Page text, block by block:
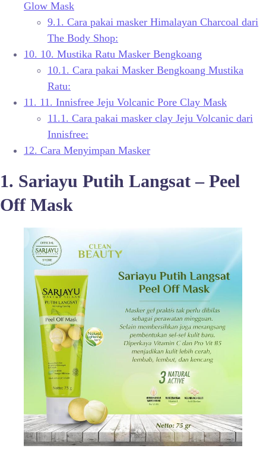
Glow Mask
9.1. Cara pakai masker Himalayan Charcoal dari
The Body Shop:
10. 10. Mustika Ratu Masker Bengkoang
10.1. Cara pakai Masker Bengkoang Mustika
Ratu:
11. 11. Innisfree Jeju Volcanic Pore Clay Mask
11.1. Cara pakai masker clay Jeju Volcanic dari
Innisfree:
12. Cara Menyimpan Masker
1. Sariayu Putih Langsat – Peel
Off Mask